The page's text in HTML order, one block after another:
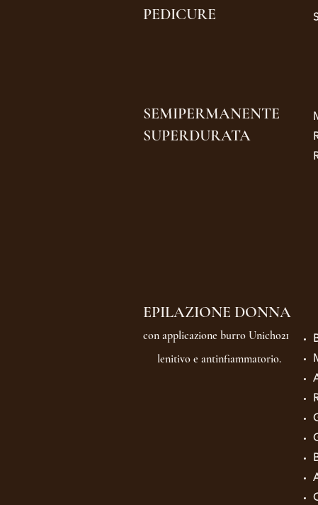
PEDICURE
SEMIPERMANENTE
SUPERDURATA
EPILAZIONE DONNA
con applicazione burro Unicho21
lenitivo e antinfiammatorio.